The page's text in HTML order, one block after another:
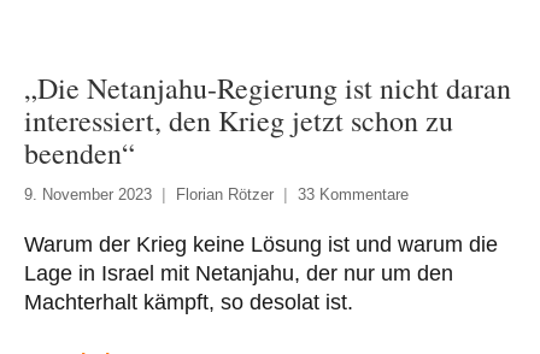
„Die Netanjahu-Regierung ist nicht daran
interessiert, den Krieg jetzt schon zu
beenden“
9. November 2023 Florian Rötzer 33 Kommentare
Warum der Krieg keine Lösung ist und warum die
Lage in Israel mit Netanjahu, der nur um den
Machterhalt kämpft, so desolat ist.